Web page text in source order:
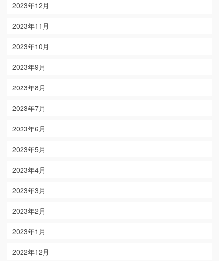
2023年12月
2023年11月
2023年10月
2023年9月
2023年8月
2023年7月
2023年6月
2023年5月
2023年4月
2023年3月
2023年2月
2023年1月
2022年12月